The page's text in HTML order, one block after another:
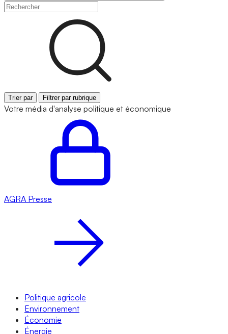
Trier par Filtrer par rubrique
Votre média d'analyse politique et économique
AGRA Presse
Politique agricole
Environnement
Économie
Énergie